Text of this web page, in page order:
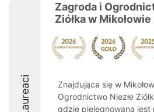
Laureaci
Zagroda i
Ziółka w Mikołowie
Znajdująca się w
Ogrodnictwo Niezłe
gdzie pielęgnowana jest